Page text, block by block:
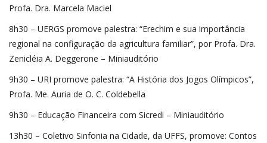
Profa. Dra. Marcela Maciel
8h30 – UERGS promove palestra: “Erechim e sua importância
regional na configuração da agricultura familiar”, por Profa. Dra.
Zenicléia A. Deggerone – Miniauditório
9h30 – URI promove palestra: “A História dos Jogos Olímpicos”,
Profa. Me. Auria de O. C. Coldebella
9h30 – Educação Financeira com Sicredi – Miniauditório
13h30 – Coletivo Sinfonia na Cidade, da UFFS, promove: Contos